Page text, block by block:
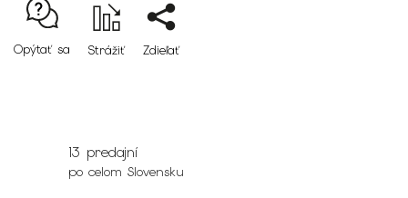
Opýtať sa Strážiť Zdieľať
13 predajní
po celom Slovensku